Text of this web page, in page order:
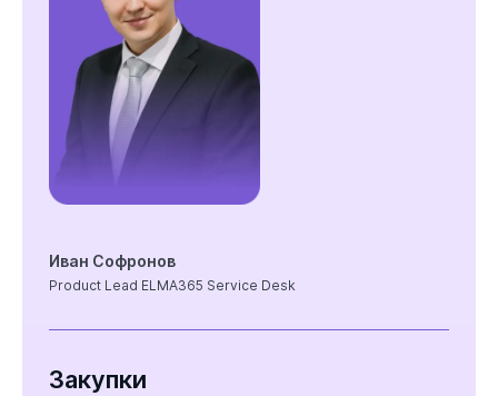
Иван Софронов
Product Lead ELMA365 Service Desk
Закупки